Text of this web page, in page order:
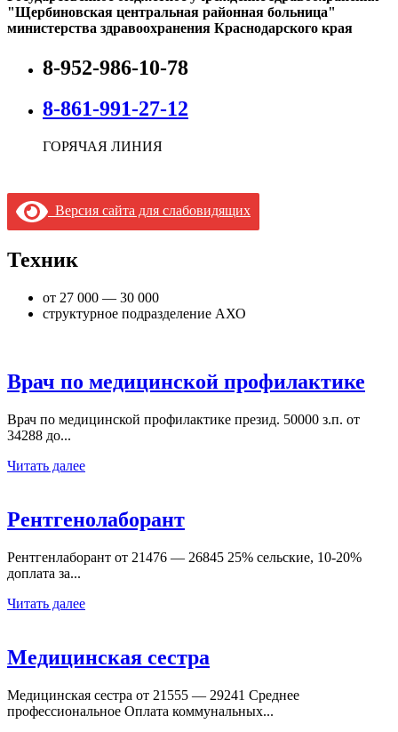
"Щербиновская центральная районная больница"
министерства здравоохранения Краснодарского края
8-952-986-10-78
8-861-991-27-12
ГОРЯЧАЯ ЛИНИЯ
Версия сайта для слабовидящих
Техник
от 27 000 — 30 000
структурное подразделение АХО
Врач по медицинской профилактике
Врач по медицинской профилактике презид. 50000 з.п. от
34288 до...
Читать далее
Рентгенолаборант
Рентгенлаборант от 21476 — 26845 25% сельские, 10-20%
доплата за...
Читать далее
Медицинская сестра
Медицинская сестра от 21555 — 29241 Среднее
профессиональное Оплата коммунальных...